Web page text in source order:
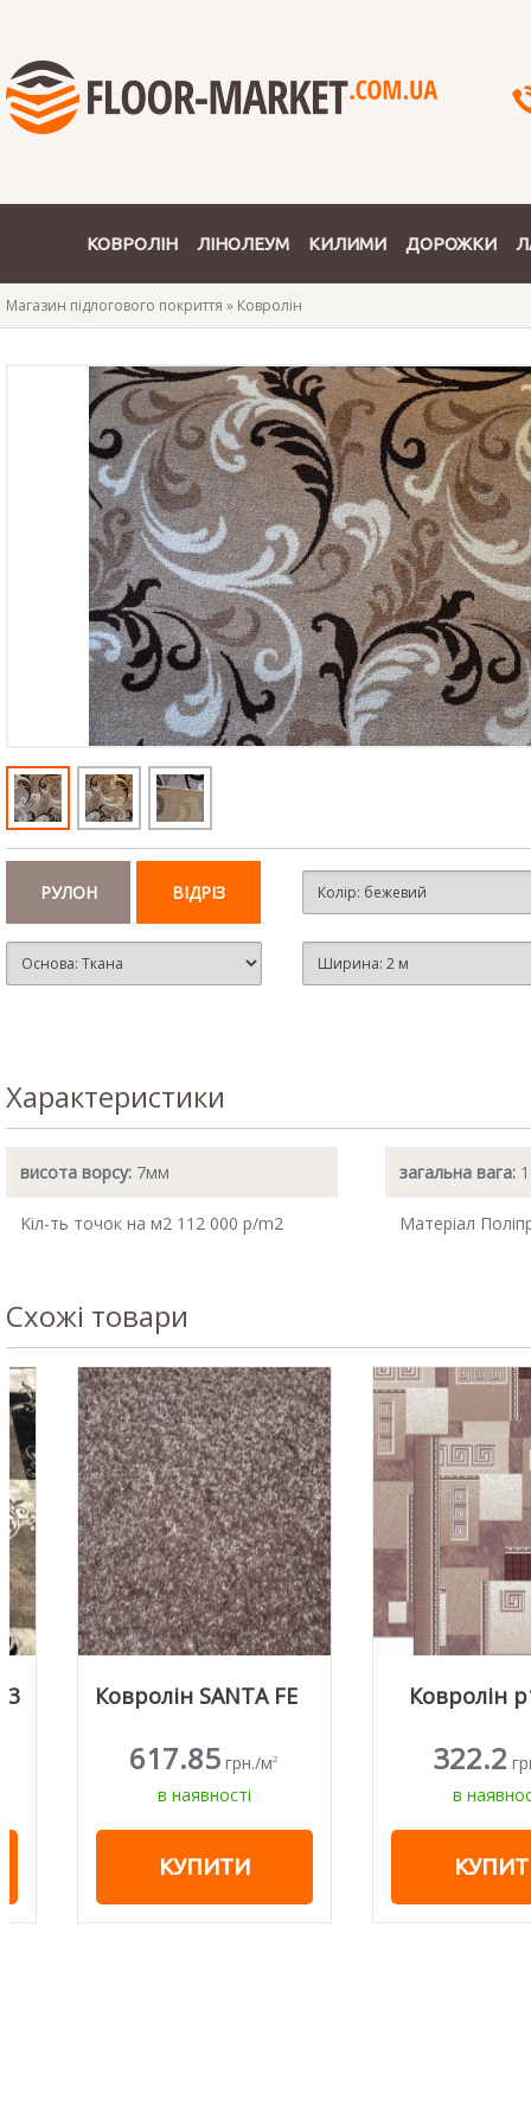
КОВРОЛІН ЛІНОЛЕУМ КИЛИМИ ДОРОЖКИ
Магазин підлогового покриття » Ковролін
РУЛОН ВІДРІЗ
Характеристики
висота ворсу: 7мм загальна вага:
Kіл-ть точок на м2 112 000 p/m2 Матеріал
Схожі товари
Ковролін SANTA FE
617.85 грн./м 2
в наявності
КУПИТИ
Ковролін p1286
322.2грн./м 2
в наявності
КУПИТИ